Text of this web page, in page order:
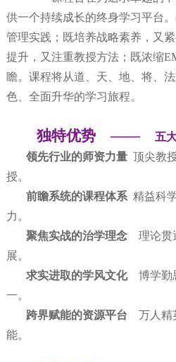
供一个持续成长的终身学习平台
管理实践；既培养战略素养，又
提升，又注重教授方法；既浓缩
瞻。课程将从道、天、地、将、
色、全面升华的学习旅程。
独特优势—— 五
领先行业的师资力量 顶尖教
授。
前瞻系统的课程体系 精益科
力。
聚焦实战的治学理念
理论贯
展。
求实进取的学风文化
博学勤
一。
跨界赋能的资源平台
万人精
能。